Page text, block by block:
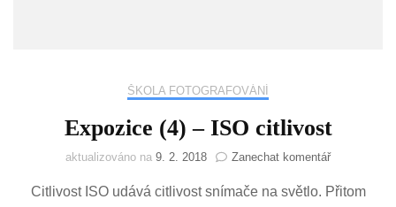
ŠKOLA FOTOGRAFOVÁNÍ
Expozice (4) – ISO citlivost
aktualizováno na 9. 2. 2018 Zanechat komentářna
(4)
Citlivost ISO udává citlivost snímače na světlo. Přitom